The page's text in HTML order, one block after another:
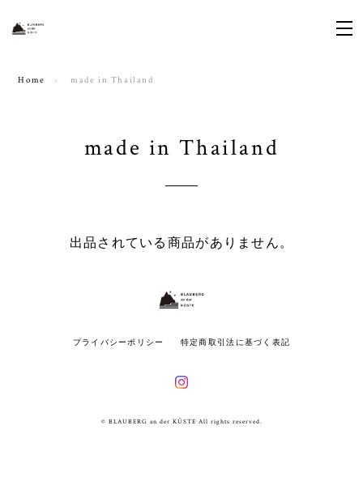
Home made in Thailand
made in Thailand
出品されている商品がありません。
プライバシーポリシー 特定商取引法に基づく表記
© BLAUBERG an der KÜSTE All rights reserved.